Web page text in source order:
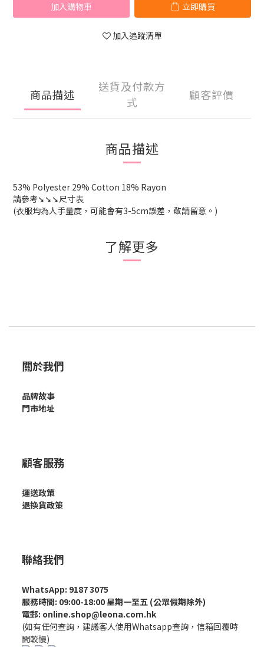
加入購物車 立即購買
加入追蹤清單
商品描述
送貨及付款方
式
顧客評價
商品描述
53% Polyester 29% Cotton 18% Rayon
請參考➘➘➘尺寸表
(衣服均為人手量度，可能會有3-5cm誤差，敬請留意。)
了解更多
關於我們
品牌故事
門市地址
顧客服務
運送政策
退換貨政策
聯絡我們
WhatsApp: 9187 3075
服務時間: 09:00-18:00 星期一至五 (公眾假期除外)
電郵: online.shop@leona.com.hk
(如有任何查詢，建議客人使用Whatsapp查詢，信箱回覆時
間較慢)